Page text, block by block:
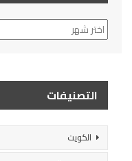
الأرشيف
التصنيفات
الكويت